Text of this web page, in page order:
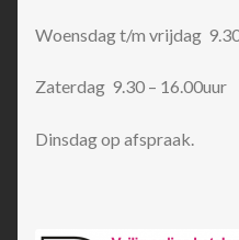
Woensdag t/m vrijdag 9.30
Zaterdag 9.30 – 16.00uur
Dinsdag op afspraak.